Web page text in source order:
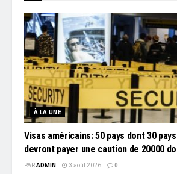
À LA UNE
Visas américains: 50 pays dont 30
devront payer une caution de 20000
PARADMIN 3 août 2026 0